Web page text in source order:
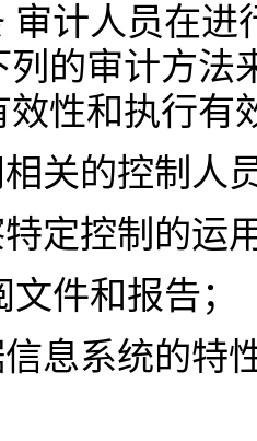
审计人员在
列的审计方法
性和执行有
相关的控制人
特定控制的运
文件和报告；
信息系统的